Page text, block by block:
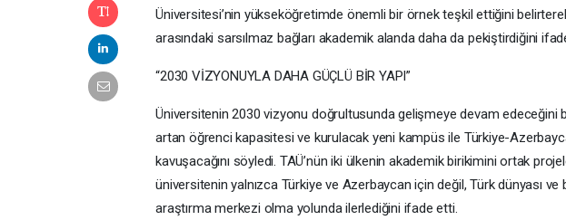
Üniversitesi’nin yükseköğretimde önemli bir örnek teşkil ettiğini
arasındaki sarsılmaz bağları akademik alanda daha da pekiştirdiğini
“2030 VİZYONUYLA DAHA GÜÇLÜ BİR YAPI”
Üniversitenin 2030 vizyonu doğrultusunda gelişmeye devam edeceğini
artan öğrenci kapasitesi ve kurulacak yeni kampüs ile Türkiye-
kavuşacağını söyledi. TAÜ’nün iki ülkenin akademik birikimini ortak
üniversitenin yalnızca Türkiye ve Azerbaycan için değil, Türk dünyası
araştırma merkezi olma yolunda ilerlediğini ifade etti.